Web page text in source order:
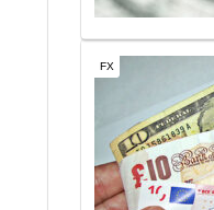
FX